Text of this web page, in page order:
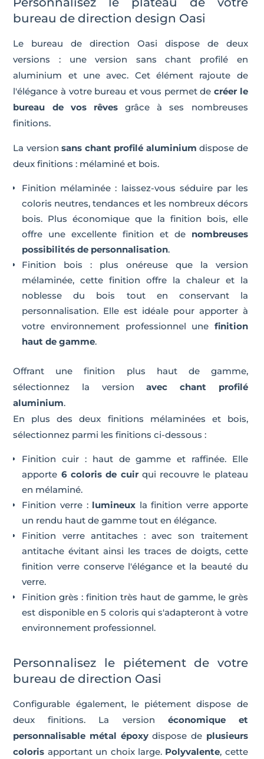
bureau de direction design Oasi
Le bureau de direction Oasi dispose de deux
versions : une version sans chant profilé en
aluminium et une avec. Cet élément rajoute de
l'élégance à votre bureau et vous permet decréer le
bureau de vos rêvesgrâce à ses nombreuses
finitions.
La versionsans chant profilé aluminium dispose de
deux finitions : mélaminé et bois.
Finition mélaminée : laissez-vous séduire par les
coloris neutres, tendances et les nombreux décors
bois. Plus économique que la finition bois, elle
offre une excellente finition et de nombreuses
possibilités de personnalisation.
Finition bois : plus onéreuse que la version
mélaminée, cette finition offre la chaleur et la
noblesse du bois tout en conservant la
personnalisation. Elle est idéale pour apporter à
votre environnement professionnel une finition
haut de gamme.
Offrant une finition plus haut de gamme,
sélectionnez la versionavec chant profilé
aluminium.
En plus des deux finitions mélaminées et bois,
sélectionnez parmi les finitions ci-dessous :
Finition cuir : haut de gamme et raffinée. Elle
apporte 6 coloris de cuirqui recouvre le plateau
en mélaminé.
Finition verre : lumineux la finition verre apporte
un rendu haut de gamme tout en élégance.
Finition verre antitaches : avec son traitement
antitache évitant ainsi les traces de doigts, cette
finition verre conserve l'élégance et la beauté du
verre.
Finition grès : finition très haut de gamme, le grès
est disponible en 5 coloris qui s'adapteront à votre
environnement professionnel.
Personnalisez le piétement de votre
bureau de direction Oasi
Configurable également, le piétement dispose de
deux finitions. La version économique et
personnalisable métal époxydispose de plusieurs
coloris apportant un choix large. Polyvalente, cette